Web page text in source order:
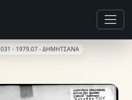
031 - 1979.07 - ΔΗΜΗΤΣΑΝΑ